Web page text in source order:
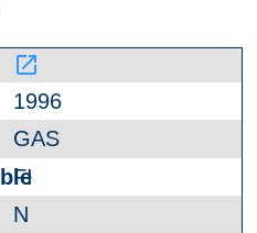
launch
1996
GAS
FI
N